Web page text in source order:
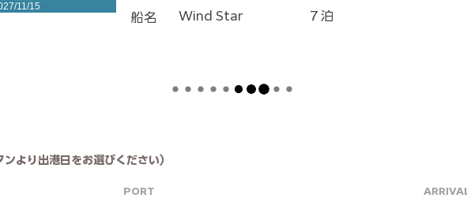
船名
11/15
Wind Star 7 泊
より出港日をお選びください）
PORT ARRIVAL